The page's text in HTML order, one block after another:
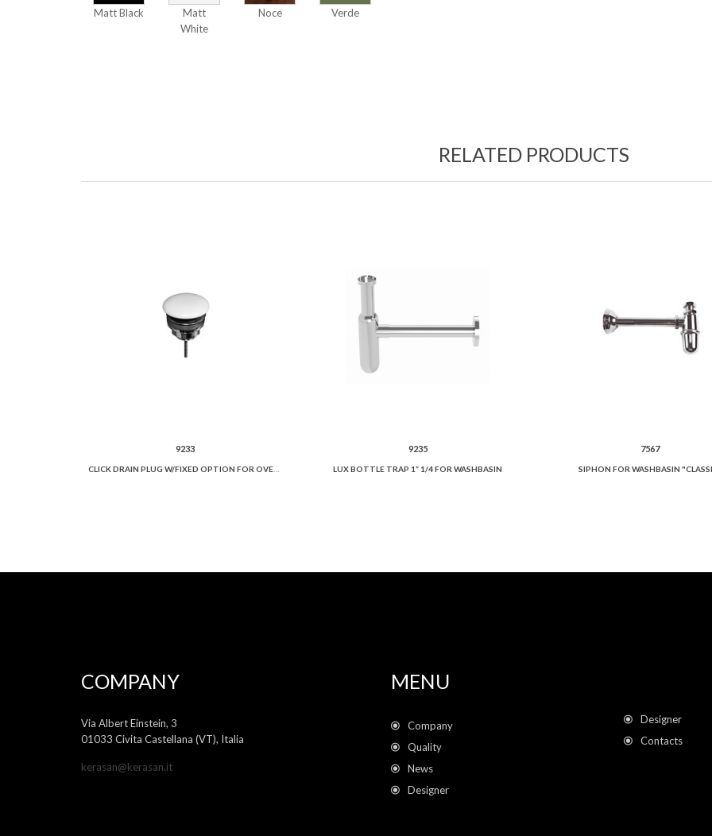
Matt Black
Matt
White
Noce Verde
RELATED PRODUCTS
9233
CLICK DRAIN PLUG W/FIXED OPTION FOR OVERFLOW PREVENTION AND CERAMIC COVER.
9235
LUX BOTTLE TRAP 1” 1/4 FOR WASHBASIN
7567
SIPHON FOR WASHBASIN
COMPANY
Via Albert Einstein, 3
01033 Civita Castellana (VT), Italia
kerasan@kerasan.it
MENU
Company
Quality
News
Designer
Designer
Contacts